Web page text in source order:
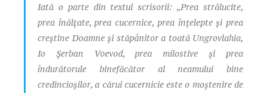
Iată o parte din textul scrisorii: „Prea strălucite,
prea înălţate, prea cucernice, prea înţelepte şi prea
creştine Doamne şi stăpânitor a toată Ungrovlahia,
Io Şerban Voevod, prea milostive şi prea
îndurătorule binefăcător al neamului bine
credincioşilor, a cărui cucernicie este o moştenire de